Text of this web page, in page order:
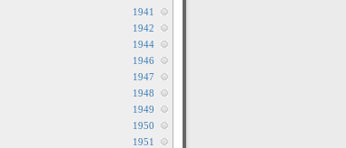
1941
1942
1944
1946
1947
1948
1949
1950
1951